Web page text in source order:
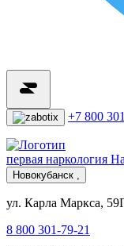
+7 800
первая наркология
Новокубанск ,
ул. Карла Маркса,
8 800 301-79-21